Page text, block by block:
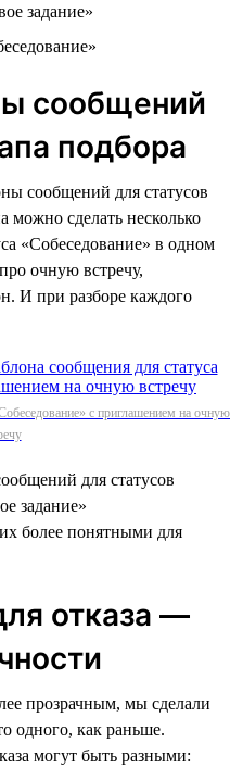
задание»
сообщений
подбора
сообщений для статусов
можно сделать несколько
«Собеседование» в одном
очную встречу,
И при разборе каждого
с приглашением на очную
для статусов
задание»
более понятными для
отказа —
прозрачным, мы сделали
одного, как раньше.
могут быть разными: